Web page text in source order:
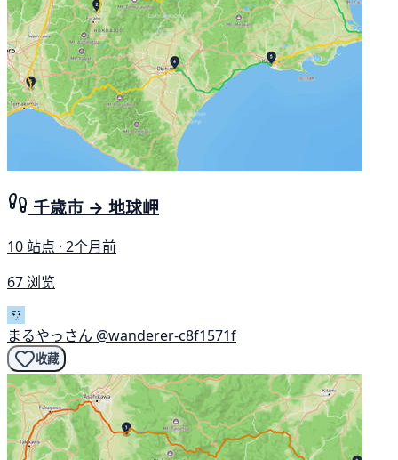
千歳市 → 地球岬
10 站点 · 2个月前
67 浏览
まるやっさん @wanderer-c8f1571f
收藏